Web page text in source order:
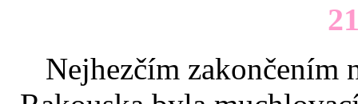
Nejhezčím zakončením